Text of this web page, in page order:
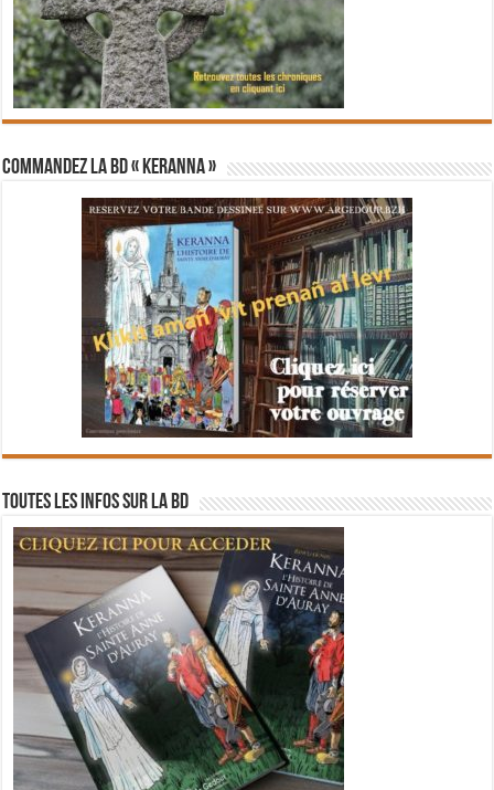
Commandez la BD « Keranna »
Toutes les infos sur la BD